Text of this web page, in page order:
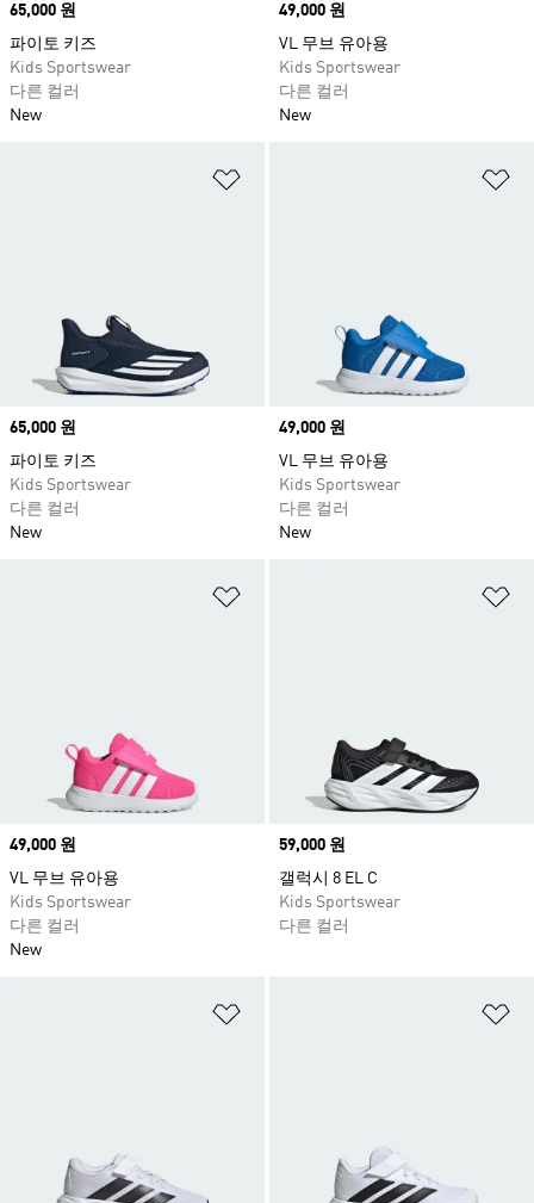
Price
65,000 원
파이토 키즈
Kids Sportswear
다른 컬러
New
Price
49,000 원
VL 무브 유아용
Kids Sportswear
다른 컬러
New
Price
65,000 원
파이토 키즈
Kids Sportswear
다른 컬러
New
Price
49,000 원
VL 무브 유아용
Kids Sportswear
다른 컬러
New
Price
49,000 원
VL 무브 유아용
Kids Sportswear
다른 컬러
New
Price
59,000 원
갤럭시 8 EL C
Kids Sportswear
다른 컬러